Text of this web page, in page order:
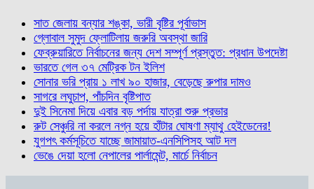
সাত জেলায় বন্যার শঙ্কা, ভারী বৃষ্টির পূর্বাভাস
গ্লোবাল সুমুদ ফ্লোটিলায় জরুরি অবস্থা জারি
ফেব্রুয়ারিতে নির্বাচনের জন্য দেশ সম্পূর্ণ প্রস্তুত: প্রধান উপদেষ্টা
ভারতে গেল ৩৭ মেট্রিক টন ইলিশ
সোনার ভরি প্রায় ১ লাখ ৯০ হাজার, বেড়েছে রুপার দামও
সাগরে লঘুচাপ, পাঁচদিন বৃষ্টিপাত
দুই সিনেমা দিয়ে এবার বড় পর্দায় যাত্রা শুরু প্রভার
রুট সেঞ্চুরি না করলে নগ্ন হয়ে হাঁটার ঘোষণা ম্যাথু হেইডেনের!
যুগপৎ কর্মসূচিতে যাচ্ছে জামায়াত-এনসিপিসহ আট দল
ভেঙে দেয়া হলো নেপালের পার্লামেন্ট, মার্চে নির্বাচন